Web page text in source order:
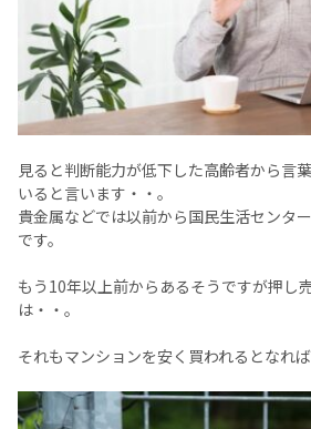
見ると判断能力が低下した高齢者から言
いると言います・・。
貴金属などでは以前から国民生活センタ
です。
もう10年以上前からあるそうですが押し
は・・。
それもマンションを安く買われるとなれ